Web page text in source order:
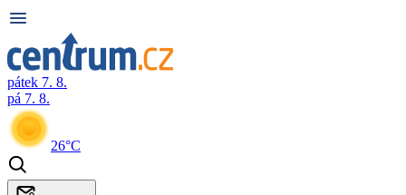
pátek 7. 8.
pá 7. 8.
26°C